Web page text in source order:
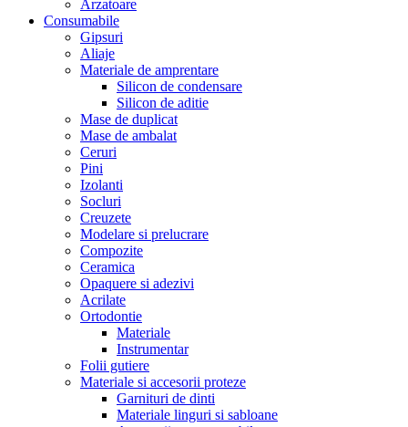
Arzatoare
Consumabile
Gipsuri
Aliaje
Materiale de amprentare
Silicon de condensare
Silicon de aditie
Mase de duplicat
Mase de ambalat
Ceruri
Pini
Izolanti
Socluri
Creuzete
Modelare si prelucrare
Compozite
Ceramica
Opaquere si adezivi
Acrilate
Ortodontie
Materiale
Instrumentar
Folii gutiere
Materiale si accesorii proteze
Garnituri de dinti
Materiale linguri si sabloane